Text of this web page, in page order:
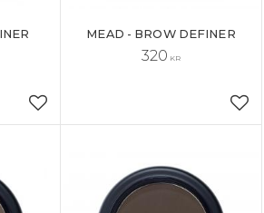
Lägg till i favoriter
MEAD - BROW DEFINER
320 KR